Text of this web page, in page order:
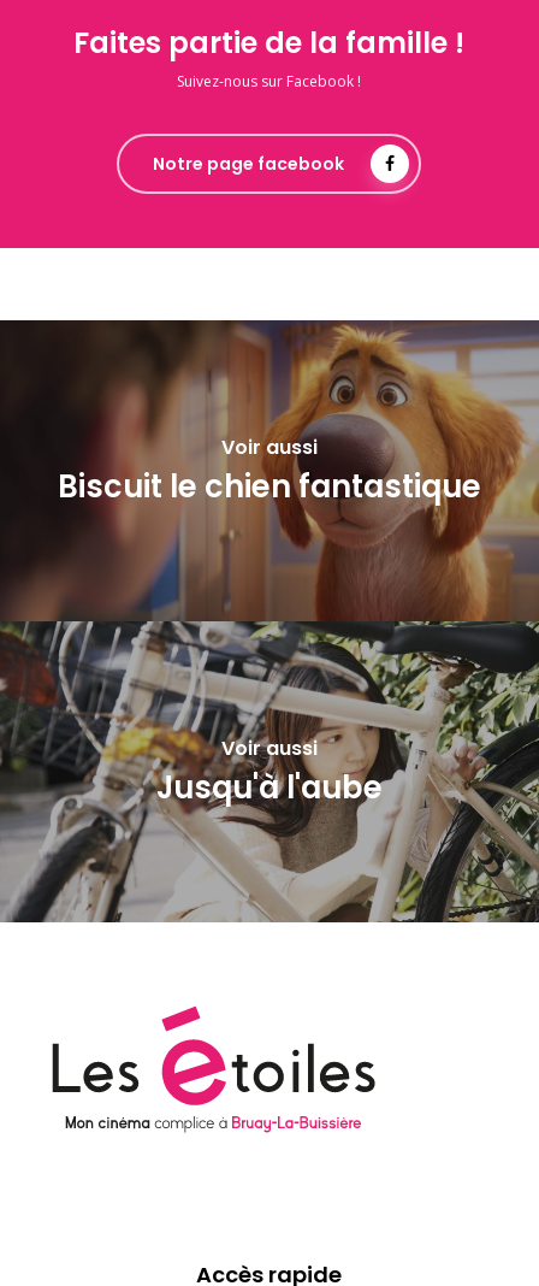
Faites partie de la famille !
Suivez-nous sur Facebook !
Notre page facebook
Voir aussi
Biscuit le chien fantastique
Voir aussi
Jusqu'à l'aube
Accès rapide